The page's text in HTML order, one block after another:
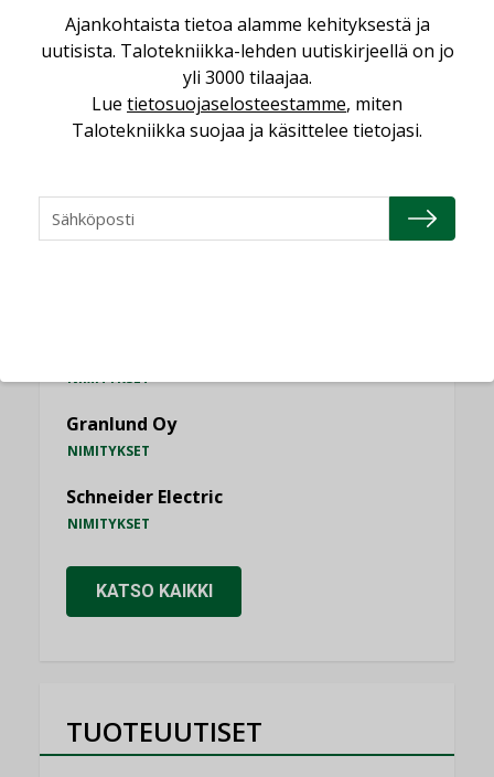
KATSO KAIKKI
NIMITYKSET
NIMITYKSET
Granlund Oy
NIMITYKSET
Schneider Electric
NIMITYKSET
KATSO KAIKKI
TUOTEUUTISET
Ajankohtaista tietoa alamme kehityksestä ja
uutisista. Talotekniikka-lehden uutiskirjeellä on jo
yli 3000 tilaajaa.
Lue tietosuojaselosteestamme, miten
Talotekniikka suojaa ja käsittelee tietojasi.